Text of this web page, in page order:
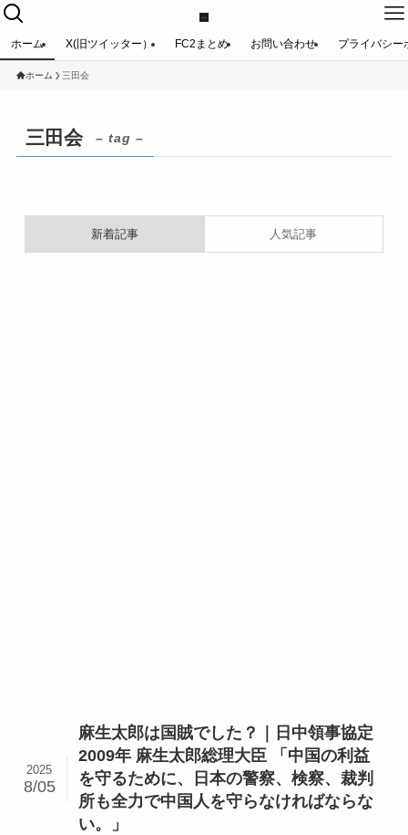
ホーム X(旧ツイッター） FC2まとめ お問い合わせ プライバシー
ホーム 三田会
三田会 – tag –
新着記事 人気記事
麻生太郎は国賊でした？｜日中領事協定
2009年 麻生太郎総理大臣 「中国の利益
を守るために、日本の警察、検察、裁判
所も全力で中国人を守らなければならな
い。」
2025
8/05